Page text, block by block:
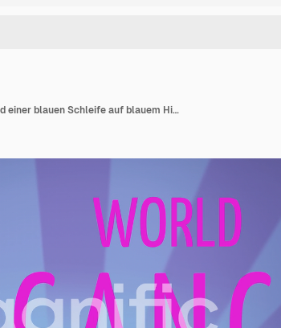
Animation des Textes „Weltkrebstag“ und einer blauen Schleife auf blauem Hintergrund